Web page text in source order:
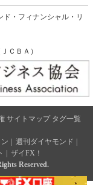
・フィナンシャル・リ
ＣＢＡ）
サイトマップ タグ一覧
週刊ダイヤモンド
ザイFX！
Reserved.